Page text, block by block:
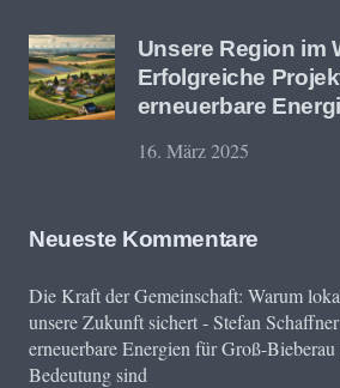
Unsere Region im
Erfolgreiche
erneuerbare
16. März 2025
Neueste Kommentare
Die Kraft der Gemeinschaft: Warum
unsere Zukunft sichert - Stefan Schaffner
erneuerbare Energien für Groß-
Bedeutung sind